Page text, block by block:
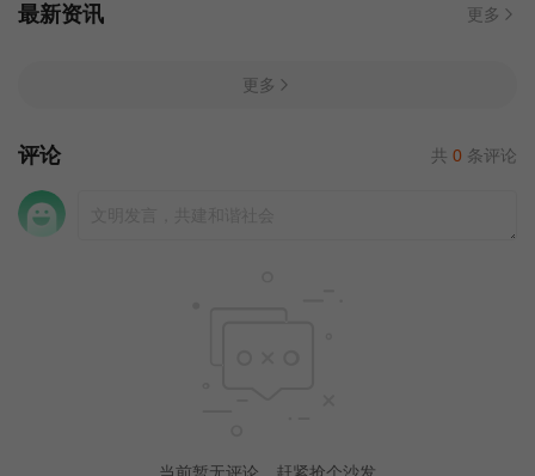
最新资讯 更多
更多
评论 共 0 条评论
当前暂无评论，赶紧抢个沙发